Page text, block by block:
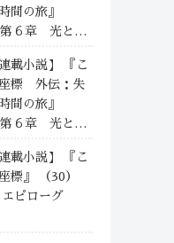
間の旅』
第６章 光と影
載小説】 『こ
座標 外伝：失
間の旅』
第６章 光と影
載小説】 『こ
標』 （30）
ピローグ